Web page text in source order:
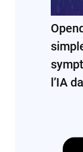
l’IA